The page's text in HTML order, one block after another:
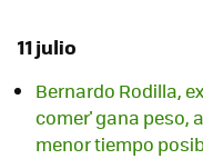
11 julio
Bernardo Rodilla,
comer' gana peso,
menor tiempo